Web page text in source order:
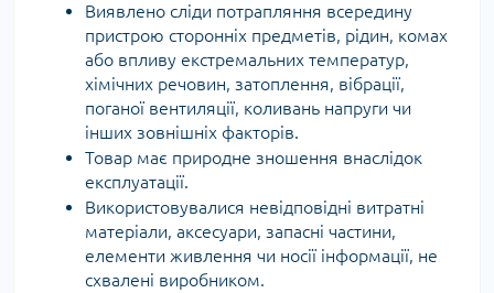
Виявлено сліди потрапляння всередину
пристрою сторонніх предметів, рідин, комах
або впливу екстремальних температур,
хімічних речовин, затоплення, вібрації,
поганої вентиляції, коливань напруги чи
інших зовнішніх факторів.
Товар має природне зношення внаслідок
експлуатації.
Використовувалися невідповідні витратні
матеріали, аксесуари, запасні частини,
елементи живлення чи носії інформації, не
схвалені виробником.